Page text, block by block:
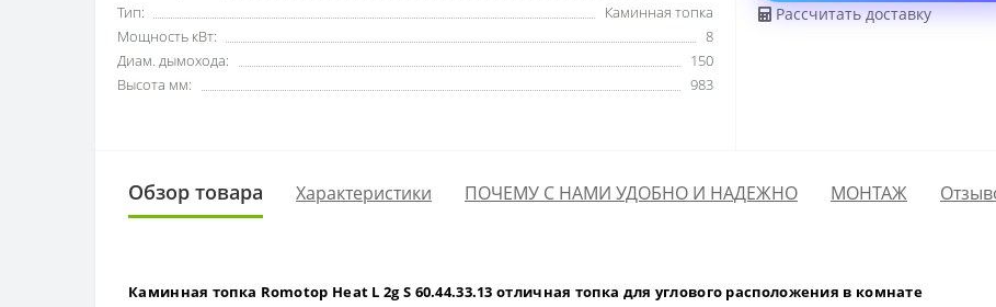
Тип:
Каминная топка
Мощность кВт:
8
Диам. дымохода:
150
Высота мм:
983
Рассчитать доставку
Обзор товара Характеристики ПОЧЕМУ С НАМИ УДОБНО И НАДЕЖНО МОНТАЖ
Каминная топка Romotop Heat L 2g S 60.44.33.13 отличная топка для углового расположения в комнате